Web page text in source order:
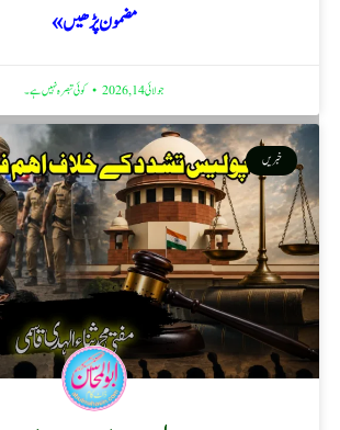
مضمون پڑھیں »
جولائی 14, 2026 کوئی تبصرہ نہیں ہے۔
خبریں